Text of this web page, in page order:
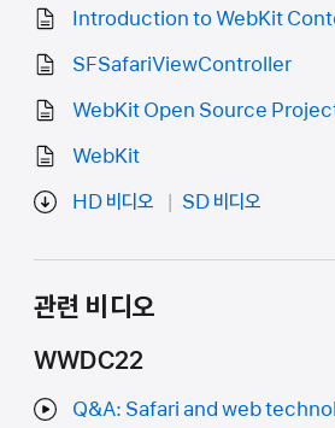
Introduction to WebKit
SFSafariViewController
WebKit Open Source
WebKit
HD 비디오
SD 비디오
관련 비디오
WWDC22
Q&A: Safari and web